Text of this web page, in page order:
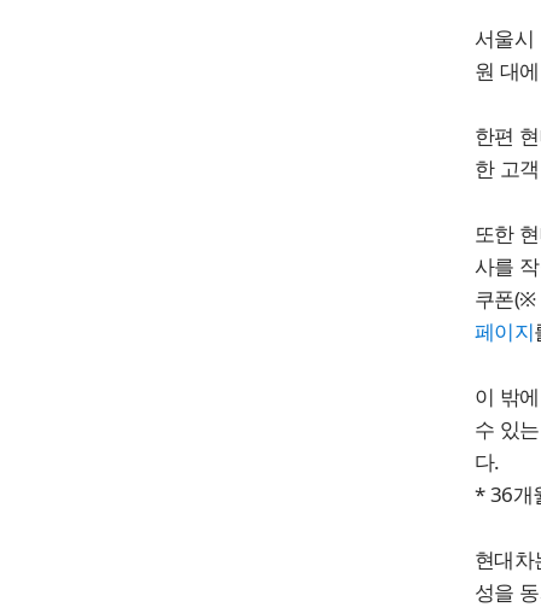
서울
원 대
한편
한 고
또한
사를
쿠폰(※
페이지
이 밖
수 있
다.
* 36개
현대
성을